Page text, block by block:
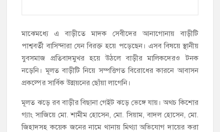
মাঝেমধ্যে এ বাড়ীতে মাদক সেবীদের আনাগোনায় বাড়ীটি
পাশ্ববর্তী বাসিন্দারা যেন বিরক্ত হয়ে পড়েছেন। এসব বিষয়ে স্থানীয়
যুবসমাজ প্রতিবাদমুখর হয়ে উঠলে বাড়ীর মালিকদেরও টনক
নড়েনি। মূলত বাড়ীটি নিয়ে সম্পত্তিগত বিরোধের কারনে আবাসন
প্রকল্পের সার্বিক উন্নয়নের ছোঁয়া লাগেনি।
মূলত ঝড়ে রব বাড়ীর বিছানা গেইট ঝড়ে ভেঙ্গে যায়। অথচ কিশোর
গ্যাং সাজিয়ে মো. শামীম হোসেন, মো. সিয়াম, বাদল হোসেন, মো.
জিহাদসহ কয়েক জনের নামে থানায় মিথ্যা অভিযোগ দায়ের করা